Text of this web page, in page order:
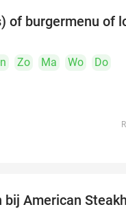
of burgermenu of
Zo Ma Wo
Do
bij American